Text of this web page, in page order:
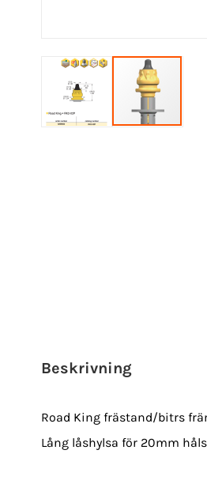
Beskrivning
Road King frästand/bitrs
Lång låshylsa för 20mm